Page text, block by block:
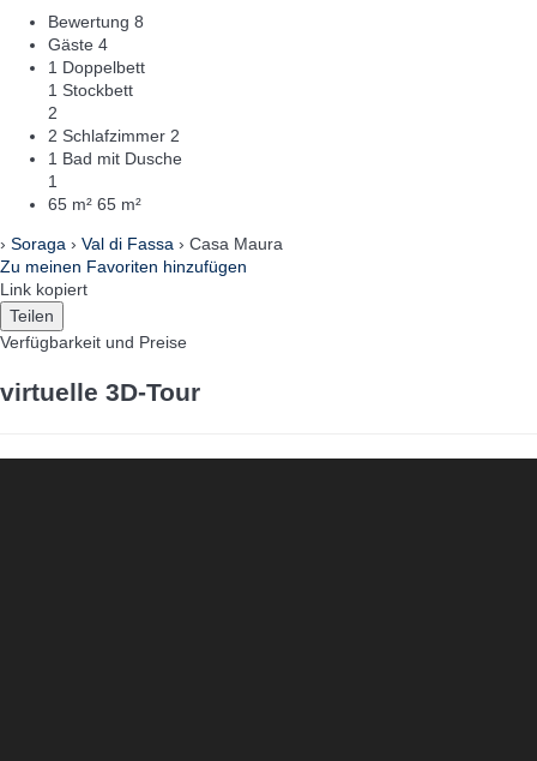
Bewertung 8
Gäste 4
1 Doppelbett
1 Stockbett
2
2 Schlafzimmer 2
1 Bad mit Dusche
1
65 m² 65 m²
› Soraga › Val di Fassa › Casa Maura
Zu meinen Favoriten hinzufügen
Link kopiert
Teilen
Verfügbarkeit und Preise
virtuelle 3D-Tour